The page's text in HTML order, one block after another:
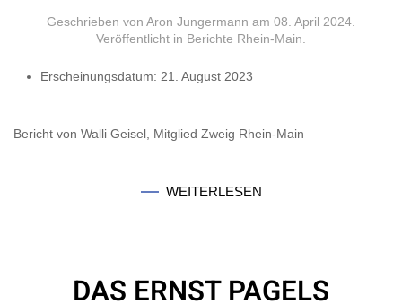
Geschrieben von Aron Jungermann am 08. April 2024
Veröffentlicht in Berichte Rhein-Main
Erscheinungsdatum: 21. August 2023
Bericht von Walli Geisel, Mitglied Zweig Rhein-Main
WEITERLESEN
DAS ERNST PAGELS